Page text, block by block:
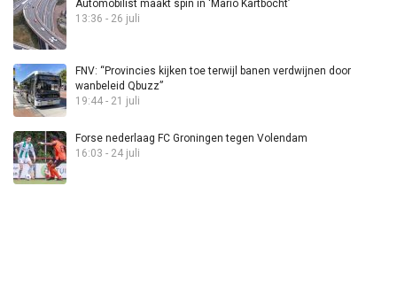
Automobilist maakt spin in ‘Mario Kartbocht’
13:36 - 26 juli
FNV: “Provincies kijken toe terwijl banen verdwijnen door
wanbeleid Qbuzz”
19:44 - 21 juli
Forse nederlaag FC Groningen tegen Volendam
16:03 - 24 juli